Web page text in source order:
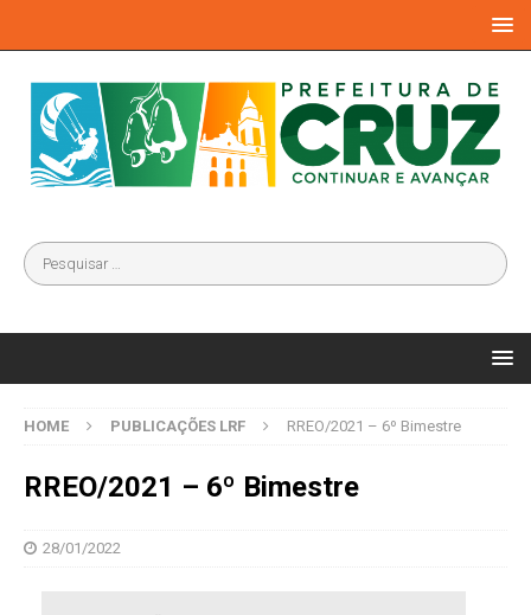
HOME PUBLICAÇÕES LRF RREO/2021 – 6º Bimestre
RREO/2021 – 6º Bimestre
28/01/2022